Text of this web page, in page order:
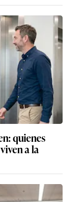
quienes
a la